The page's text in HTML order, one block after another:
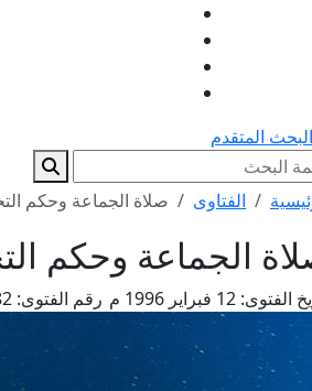
البحث المتقدم
الفتاوى صلاة الجماعة وحكم
الجماعة وحكم
الفتوى: رقم الفتوى: 6582